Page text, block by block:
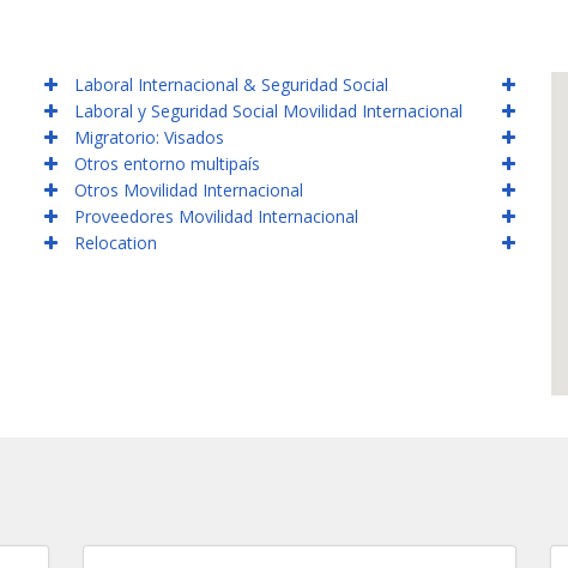
Laboral Internacional & Seguridad Social
Laboral y Seguridad Social Movilidad Internacional
Migratorio: Visados
Otros entorno multipaís
Otros Movilidad Internacional
Proveedores Movilidad Internacional
Relocation